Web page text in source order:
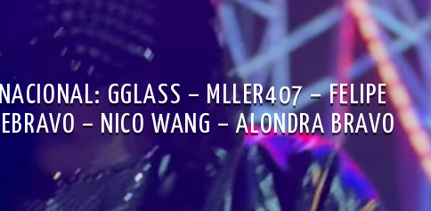
GGLASS – MLLER407 – FELIPE
– NICO WANG – ALONDRA BRAVO